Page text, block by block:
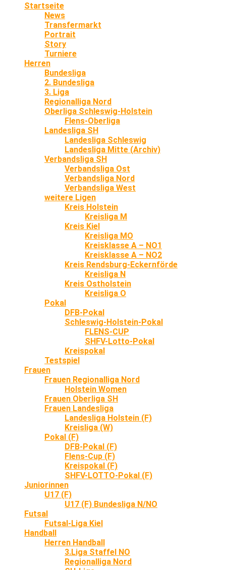
Startseite
News
Transfermarkt
Portrait
Story
Turniere
Herren
Bundesliga
2. Bundesliga
3. Liga
Regionalliga Nord
Oberliga Schleswig-Holstein
Flens-Oberliga
Landesliga SH
Landesliga Schleswig
Landesliga Mitte (Archiv)
Verbandsliga SH
Verbandsliga Ost
Verbandsliga Nord
Verbandsliga West
weitere Ligen
Kreis Holstein
Kreisliga M
Kreis Kiel
Kreisliga MO
Kreisklasse A – NO1
Kreisklasse A – NO2
Kreis Rendsburg-Eckernförde
Kreisliga N
Kreis Ostholstein
Kreisliga O
Pokal
DFB-Pokal
Schleswig-Holstein-Pokal
FLENS-CUP
SHFV-Lotto-Pokal
Kreispokal
Testspiel
Frauen
Frauen Regionalliga Nord
Holstein Women
Frauen Oberliga SH
Frauen Landesliga
Landesliga Holstein (F)
Kreisliga (W)
Pokal (F)
DFB-Pokal (F)
Flens-Cup (F)
Kreispokal (F)
SHFV-LOTTO-Pokal (F)
Juniorinnen
U17 (F)
U17 (F) Bundesliga N/NO
Futsal
Futsal-Liga Kiel
Handball
Herren Handball
3.Liga Staffel NO
Regionalliga Nord